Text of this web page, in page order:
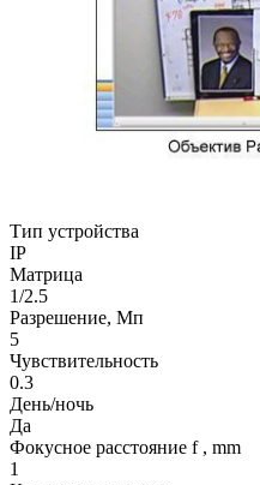
Тип устройства
IP
Матрица
1/2.5
Разрешение, Мп
5
Чувствительность
0.3
День/ночь
Да
Фокусное расстояние f , mm
1